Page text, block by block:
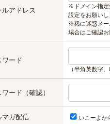
ルアドレス ※ドメイン指定
設定をお願いし
※稀に迷惑メー
場合はご確認お
ワード
（半角英数字
ード（確認）
マガ配信 いこーよか